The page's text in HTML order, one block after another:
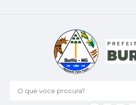
O que voce procura?